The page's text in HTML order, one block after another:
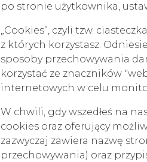
po stronie użytkownika,
„Cookies”, czyli tzw.
z których korzystasz.
sposoby przechowywania
korzystać ze znaczników
internetowych w celu
W chwili, gdy wszedłeś na
cookies oraz oferujący
zazwyczaj zawiera nazwę
przechowywania) oraz